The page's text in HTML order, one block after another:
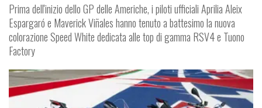
Prima dell'inizio dello GP delle Americhe, i piloti ufficiali Aprilia Aleix
Espargaró e Maverick Viñales hanno tenuto a battesimo la nuova
colorazione Speed White dedicata alle top di gamma RSV4 e Tuono
Factory